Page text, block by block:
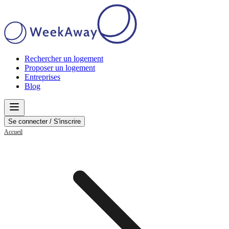
Rechercher un logement
Proposer un logement
Entreprises
Blog
Se connecter / S'inscrire
Accueil